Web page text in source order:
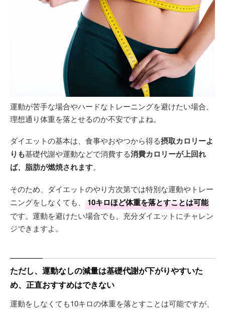
運動が苦手な場合やハードなトレーニングを避けたい場合、
理想通り体重を落とせるのか不安ですよね。
ダイエットの基本は、食事やおやつから得る摂取カロリーよ
りも基礎代謝や運動などで消費する消費カロリーが上回れ
ば、脂肪が燃焼されます。
そのため、ダイエットのやり方次第では特別な運動やトレー
ニングをしなくても、
10キロほど体重を落とすことは可能
です。運動を避けたい場合でも、充分ダイエットにチャレン
ジできますよ。
ただし、運動なしの減量は基礎代謝が下がりやすいた
め、正直おすすめはできない
運動をしなくても10キロの体重を落とすことは可能ですが、